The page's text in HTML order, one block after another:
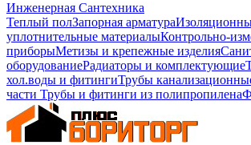
Инженерная Сантехника
Теплый полЗапорная арматура
уплотнительные материалыКонтрольно-
приборыМетизы и крепежные изделия
оборудованиеРадиаторы и комплектующие
хол.воды и фитингиТрубы
части Трубы и фитинги из полипропилена